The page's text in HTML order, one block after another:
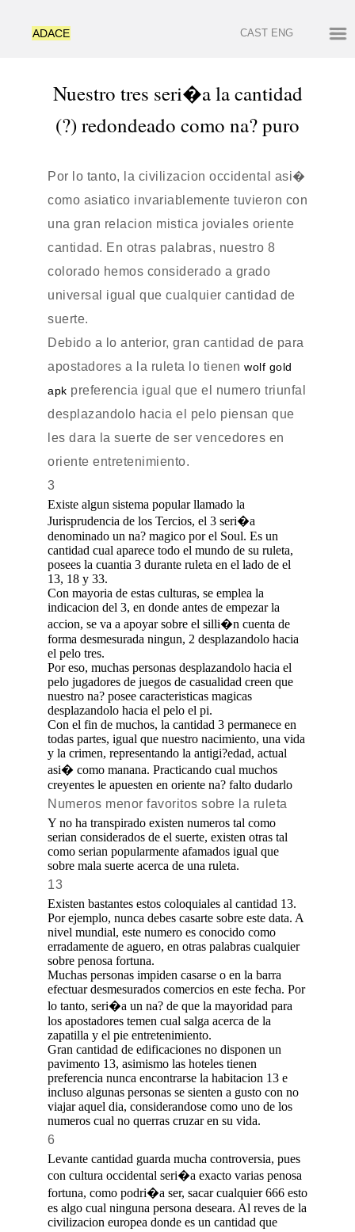
ADACE CAST ENG
Nuestro tres seri�a la cantidad
(?) redondeado como na? puro
Por lo tanto, la civilizacion occidental asi�
como asiatico invariablemente tuvieron con
una gran relacion mistica joviales oriente
cantidad. En otras palabras, nuestro 8
colorado hemos considerado a grado
universal igual que cualquier cantidad de
suerte.
Debido a lo anterior, gran cantidad de para
apostadores a la ruleta lo tienen wolf gold
apk preferencia igual que el numero triunfal
desplazandolo hacia el pelo piensan que
les dara la suerte de ser vencedores en
oriente entretenimiento.
3
Existe algun sistema popular llamado la
Jurisprudencia de los Tercios, el 3 seri�a
denominado un na? magico por el Soul. Es un
cantidad cual aparece todo el mundo de su ruleta,
posees la cuantia 3 durante ruleta en el lado de el
13, 18 y 33.
Con mayoria de estas culturas, se emplea la
indicacion del 3, en donde antes de empezar la
accion, se va a apoyar sobre el silli�n cuenta de
forma desmesurada ningun, 2 desplazandolo hacia
el pelo tres.
Por eso, muchas personas desplazandolo hacia el
pelo jugadores de juegos de casualidad creen que
nuestro na? posee caracteristicas magicas
desplazandolo hacia el pelo el pi.
Con el fin de muchos, la cantidad 3 permanece en
todas partes, igual que nuestro nacimiento, una vida
y la crimen, representando la antigi?edad, actual
asi� como manana. Practicando cual muchos
creyentes le apuesten en oriente na? falto dudarlo
Numeros menor favoritos sobre la ruleta
Y no ha transpirado existen numeros tal como
serian considerados de el suerte, existen otras tal
como serian popularmente afamados igual que
sobre mala suerte acerca de una ruleta.
13
Existen bastantes estos coloquiales al cantidad 13.
Por ejemplo, nunca debes casarte sobre este data. A
nivel mundial, este numero es conocido como
erradamente de aguero, en otras palabras cualquier
sobre penosa fortuna.
Muchas personas impiden casarse o en la barra
efectuar desmesurados comercios en este fecha. Por
lo tanto, seri�a un na? de que la mayoridad para
los apostadores temen cual salga acerca de la
zapatilla y el pie entretenimiento.
Gran cantidad de edificaciones no disponen un
pavimento 13, asimismo las hoteles tienen
preferencia nunca encontrarse la habitacion 13 e
incluso algunas personas se sienten a gusto con no
viajar aquel dia, considerandose como uno de los
numeros cual no querras cruzar en su vida.
6
Levante cantidad guarda mucha controversia, pues
con cultura occidental seri�a exacto varias penosa
fortuna, como podri�a ser, sacar cualquier 666 esto
es algo cual ninguna persona deseara. Al reves de la
civilizacion europea donde es un cantidad que